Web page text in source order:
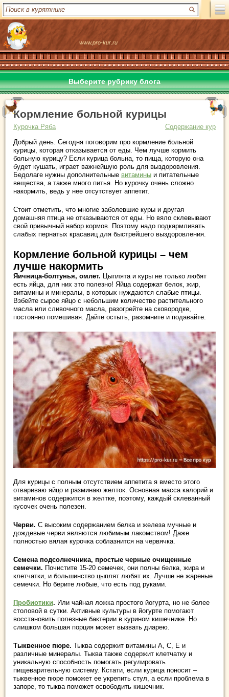
www.pro-kur.ru
Выберите рубрику блога
Кормление больной курицы
Курочка Ряба
Содержание кур
Добрый день. Сегодня поговорим про кормление больной
курицы, которая отказывается от еды. Чем лучше кормить
больную курицу? Если курица больна, то пища, которую она
будет кушать, играет важнейшую роль для выздоровления.
Бедолаге нужны дополнительные витамины и питательные
вещества, а также много питья. Но курочку очень сложно
накормить, ведь у нее отсутствует аппетит.
Стоит отметить, что многие заболевшие куры и другая
домашняя птица не отказываются от еды. Но вяло склевывают
свой привычный набор кормов. Поэтому надо подкармливать
слабых пернатых красавиц для быстрейшего выздоровления.
Кормление больной курицы – чем
лучше накормить
Яичница-болтунья, омлет. Цыплята и куры не только любят
есть яйца, для них это полезно! Яйца содержат белок, жир,
витамины и минералы, в которых нуждаются слабые птицы.
Взбейте сырое яйцо с небольшим количестве растительного
масла или сливочного масла, разогрейте на сковородке,
постоянно помешивая. Дайте остыть, разомните и подавайте.
Для курицы с полным отсутствием аппетита я вместо этого
отвариваю яйцо и разминаю желток. Основная масса калорий и
витаминов содержится в желтке, поэтому, каждый склеванный
кусочек очень полезен.
Черви. С высоким содержанием белка и железа мучные и
дождевые черви являются любимым лакомством! Даже
полностью вялая курочка соблазнится на червячка.
Семена подсолнечника, простые черные очищенные
семечки. Почистите 15-20 семечек, они полны белка, жира и
клетчатки, и большинство цыплят любят их. Лучше не жареные
семечки. Но берите любые, что есть под руками.
Пробиотики. Или чайная ложка простого йогурта, но не более
столовой в сутки. Активные культуры в йогурте помогают
восстановить полезные бактерии в курином кишечнике. Но
слишком большая порция может вызвать диарею.
Тыквенное пюре. Тыква содержит витамины А, С, Е и
различные минералы. Тыква также содержит клетчатку и
уникальную способность помогать регулировать
пищеварительную систему. Кстати, если курица поносит –
тыквенное пюре поможет ее укрепить стул, а если проблема в
запоре, то тыква поможет освободить кишечник.